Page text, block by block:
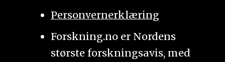
Personvernerklæring
Forskning.no er Nordens
største forskningsavis, med